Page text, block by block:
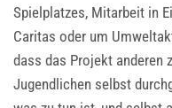
Spielplatzes, Mitarbeit in
Caritas oder um
dass das Projekt anderen
Jugendlichen selbst